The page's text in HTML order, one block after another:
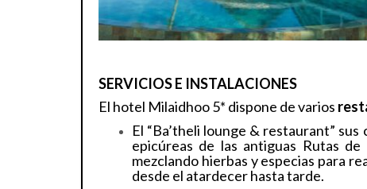
SERVICIOS E INSTALACIONES
El hotel Milaidhoo 5* dispone de varios
El “Ba’theli lounge & restaurant”
epicúreas de las antiguas Rutas
mezclando hierbas y especias para
desde el atardecer hasta tarde.